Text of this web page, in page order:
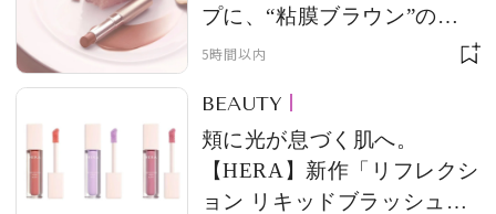
プに、“粘膜ブラウン”の限
定色
5時間以内
BEAUTY
頬に光が息づく肌へ。
【HERA】新作「リフレクシ
ョン リキッドブラッシュ」